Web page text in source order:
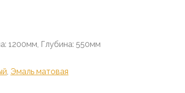
1200мм, Глубина: 550мм
Эмаль матовая